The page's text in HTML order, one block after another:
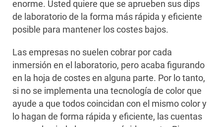
enorme. Usted quiere que se aprueben sus dips
de laboratorio de la forma más rápida y eficiente
posible para mantener los costes bajos.
Las empresas no suelen cobrar por cada
inmersión en el laboratorio, pero acaba figurando
en la hoja de costes en alguna parte. Por lo tanto,
si no se implementa una tecnología de color que
ayude a que todos coincidan con el mismo color y
lo hagan de forma rápida y eficiente, las cuentas